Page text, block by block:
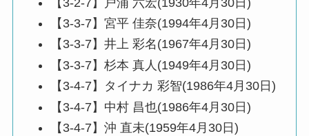
【3-3-7】宮平 佳奈(1994年4月30日)
【3-3-7】井上 彩名(1967年4月30日)
【3-3-7】杉本 真人(1949年4月30日)
【3-4-7】タイナカ 彩智(1986年4月30日)
【3-4-7】中村 昌也(1986年4月30日)
【3-4-7】沖 直未(1959年4月30日)